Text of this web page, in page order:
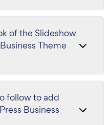
of the Slideshow
Theme
follow to add
Business